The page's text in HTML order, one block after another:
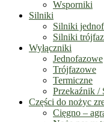
Wsporniki
Silniki
Silniki
Silniki
Wyłączniki
Jednofazowe
Trójfazowe
Termiczne
Przekaźnik /
Części do nożyc
Cięgno –